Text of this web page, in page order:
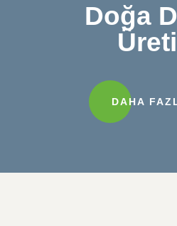
Doğa
DAHA